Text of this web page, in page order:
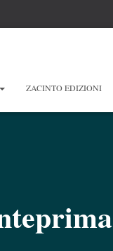
ZACINTO EDIZIONI